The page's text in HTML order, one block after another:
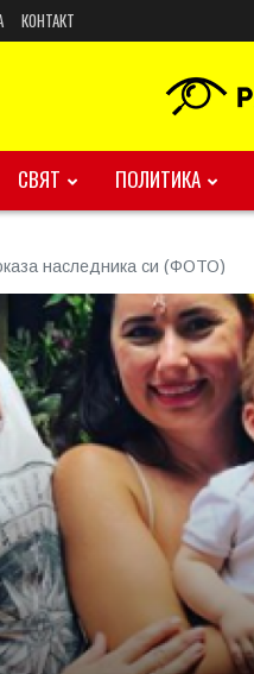
КОНТАКТ
СВЯТ ПОЛИТИКА
наследника си (ФОТО)